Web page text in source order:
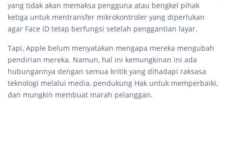
yang tidak akan memaksa pengguna atau bengkel pihak
ketiga untuk mentransfer mikrokontroler yang diperlukan
agar Face ID tetap berfungsi setelah penggantian layar.
Tapi, Apple belum menyatakan mengapa mereka mengubah
pendirian mereka. Namun, hal ini kemungkinan ini ada
hubungannya dengan semua kritik yang dihadapi raksasa
teknologi melalui media, pendukung Hak untuk memperbaiki,
dan mungkin membuat marah pelanggan.